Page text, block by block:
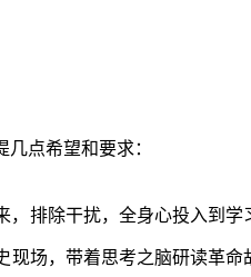
点希望和要求：
，排除干扰，全身心投入到
场，带着思考之脑研读革